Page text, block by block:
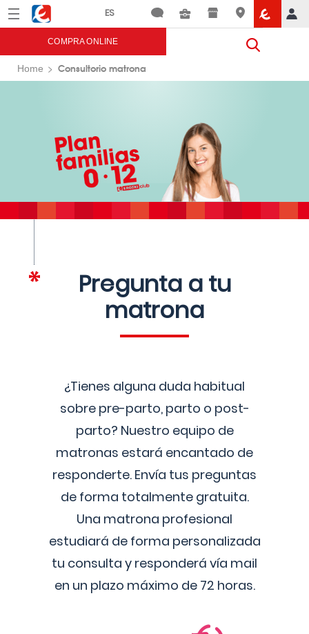
Menú Eroski
COMPRA ONLINE
Home Consultorio matrona
Pregunta a tu
matrona
¿Tienes alguna duda habitual
sobre pre-parto, parto o post-
parto? Nuestro equipo de
matronas estará encantado de
responderte. Envía tus preguntas
de forma totalmente gratuita.
Una matrona profesional
estudiará de forma personalizada
tu consulta y responderá vía mail
en un plazo máximo de 72 horas.